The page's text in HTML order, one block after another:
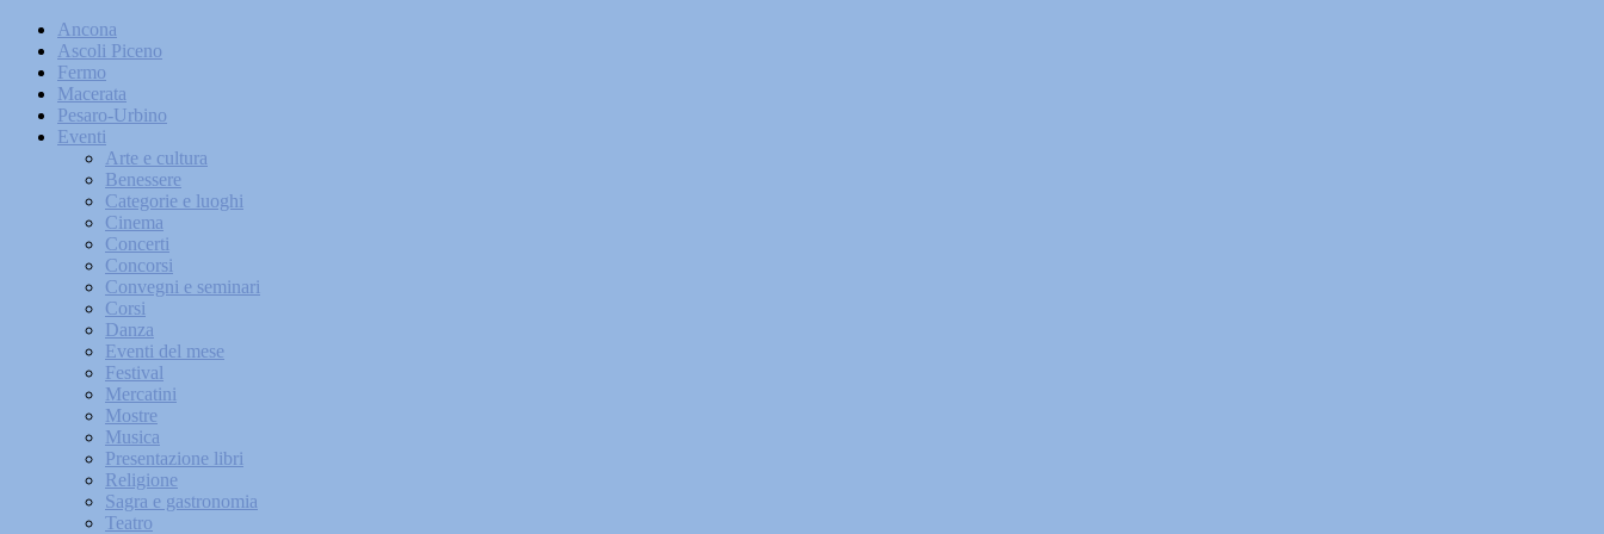
Ancona
Ascoli Piceno
Fermo
Macerata
Pesaro-Urbino
Eventi
Arte e cultura
Benessere
Categorie e luoghi
Cinema
Concerti
Concorsi
Convegni e seminari
Corsi
Danza
Eventi del mese
Festival
Mercatini
Mostre
Musica
Presentazione libri
Religione
Sagra e gastronomia
Teatro